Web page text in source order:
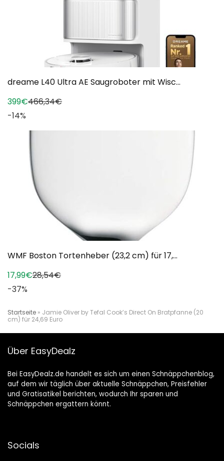
dreame L40 Ultra AE Saugroboter mit Wisc...
399€466,34€
-14%
WMF Boston Tortenheber (23,2 cm) für 17,...
17,99€28,54€
-37%
Startseite » Jamie Oliver by Tefal Cook’s Direct On Bratpfanne (20
cm) für 24,69 Euro
Über EasyDealz
Bei EasyDealz.de handelt es sich um einen Schnäppchenblog,
auf dem wir täglich über aktuelle Schnäppchen, Preisfehler
und Gratisatikel berichten, wodurch Ihr sparen und
Schnäppchen ergattern könnt.
Socials